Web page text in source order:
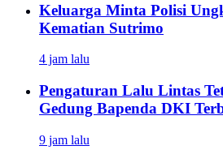
Keluarga Minta Polisi
Kematian Sutrimo
4 jam lalu
Pengaturan Lalu Lintas
Gedung Bapenda DKI
9 jam lalu